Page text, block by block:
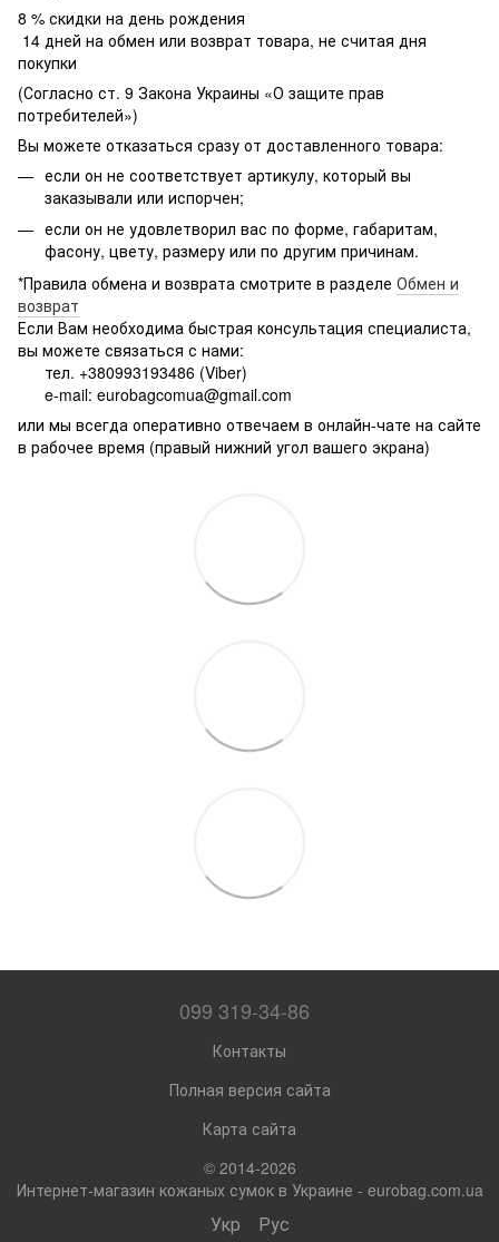
8 % скидки на день рождения
14 дней на обмен или возврат товара, не считая дня
покупки
(Согласно ст. 9 Закона Украины «О защите прав
потребителей»)
Вы можете отказаться сразу от доставленного товара:
если он не соответствует артикулу, который вы
заказывали или испорчен;
если он не удовлетворил вас по форме, габаритам,
фасону, цвету, размеру или по другим причинам.
*Правила обмена и возврата смотрите в разделе Обмен и
возврат
Если Вам необходима быстрая консультация специалиста,
вы можете связаться с нами:
тел. +380993193486 (Viber)
e-mail: eurobagcomua@gmail.com
или мы всегда оперативно отвечаем в онлайн-чате на сайте
в рабочее время (правый нижний угол вашего экрана)
099 319-34-86
Контакты
Полная версия сайта
Карта сайта
© 2014-2026
Интернет-магазин кожаных сумок в Украине - eurobag.com.ua
Укр Рус